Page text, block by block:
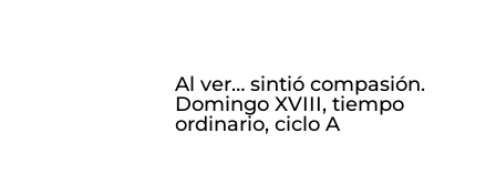
Al ver… sintió compasión.
Domingo XVIII, tiempo
ordinario, ciclo A